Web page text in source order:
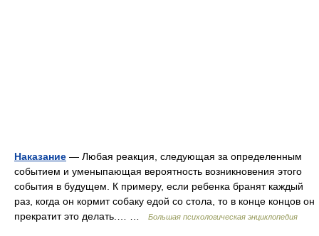
Наказание — Любая реакция, следующая за определенным
событием и уменыпающая вероятность возникновения этого
события в будущем. К примеру, если ребенка бранят каждый
раз, когда он кормит собаку едой со стола, то в конце концов он
прекратит это делать.… …
Большая психологическая энциклопедия